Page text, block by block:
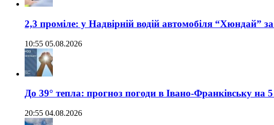
2,3 проміле: у Надвірній водій автомобіля “Хюндай”
10:55 05.08.2026
До 39° тепла: прогноз погоди в Івано-Франківську на
20:55 04.08.2026